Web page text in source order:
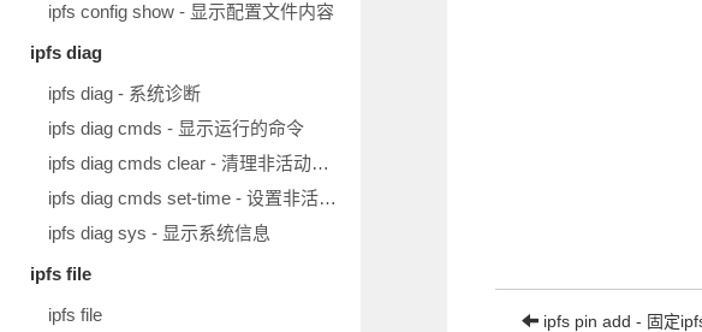
ipfs config show - 显示配置文件内容
ipfs diag
ipfs diag - 系统诊断
ipfs diag cmds - 显示运行的命令
ipfs diag cmds clear - 清理非活动请求
ipfs diag cmds set-time - 设置非活动请求的保存时长
ipfs diag sys - 显示系统信息
ipfs file
ipfs file
ipfs pin add - 固定